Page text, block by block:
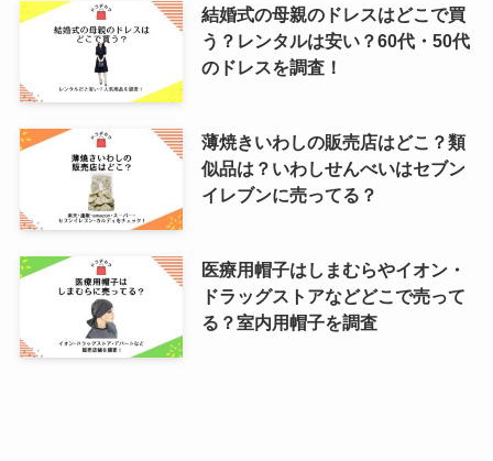
結婚式の母親のドレスはどこで買
う？レンタルは安い？60代・50代
のドレスを調査！
薄焼きいわしの販売店はどこ？類
似品は？いわしせんべいはセブン
イレブンに売ってる？
医療用帽子はしまむらやイオン・
ドラッグストアなどどこで売って
る？室内用帽子を調査